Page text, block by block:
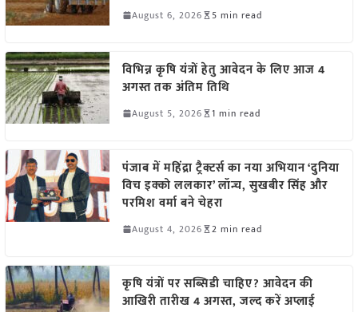
August 6, 2026 5 min read
विभिन्न कृषि यंत्रों हेतु आवेदन के लिए आज 4
अगस्त तक अंतिम तिथि
August 5, 2026 1 min read
पंजाब में महिंद्रा ट्रैक्टर्स का नया अभियान ‘दुनिया
विच इक्को ललकार’ लॉन्च, सुखबीर सिंह और
परमिश वर्मा बने चेहरा
August 4, 2026 2 min read
कृषि यंत्रों पर सब्सिडी चाहिए? आवेदन की
आखिरी तारीख 4 अगस्त, जल्द करें अप्लाई